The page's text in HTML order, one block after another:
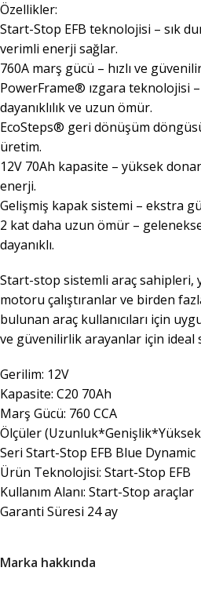
Özellikler:
Start-Stop EFB teknolojisi – sık
verimli enerji sağlar.
760A marş gücü – hızlı ve
PowerFrame® ızgara teknolojisi
dayanıklılık ve uzun ömür.
EcoSteps® geri dönüşüm
üretim.
12V 70Ah kapasite – yüksek
enerji.
Gelişmiş kapak sistemi – ekstra
2 kat daha uzun ömür –
dayanıklı.
Start-stop sistemli araç sahipleri,
motoru çalıştıranlar ve birden
bulunan araç kullanıcıları için
ve güvenilirlik arayanlar için ideal
Gerilim: 12V
Kapasite: C20 70Ah
Marş Gücü: 760 CCA
Ölçüler
Seri Start-Stop EFB Blue Dynamic
Ürün Teknolojisi: Start-Stop EFB
Kullanım Alanı: Start-Stop araçlar
Garanti Süresi 24 ay
Marka hakkında